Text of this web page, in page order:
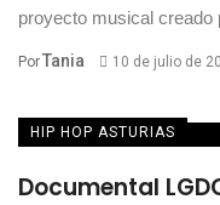
proyecto musical creado
PorTania 10 de julio de
HIP HOP ASTURIAS
Documental LGDC